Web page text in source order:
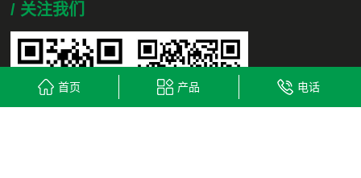
/ 关注我们
首页 产品 电话